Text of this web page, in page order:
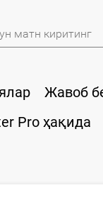
Жавоб
Pro ҳақида